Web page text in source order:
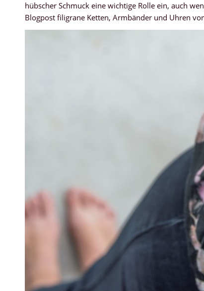
hübscher Schmuck eine wichtige Rolle ein, auch
Blogpost filigrane Ketten, Armbänder und Uhren